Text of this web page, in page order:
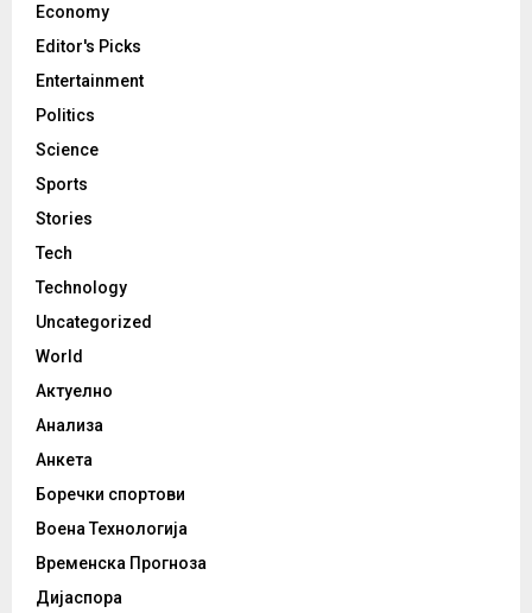
Economy
Editor's Picks
Entertainment
Politics
Science
Sports
Stories
Tech
Technology
Uncategorized
World
Актуелно
Анализа
Анкета
Боречки спортови
Воена Технологија
Временска Прогноза
Дијаспора